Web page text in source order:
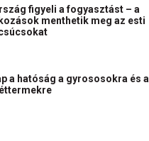
figyeli a fogyasztást – a
menthetik meg az esti
a hatóság a gyrososokra és a